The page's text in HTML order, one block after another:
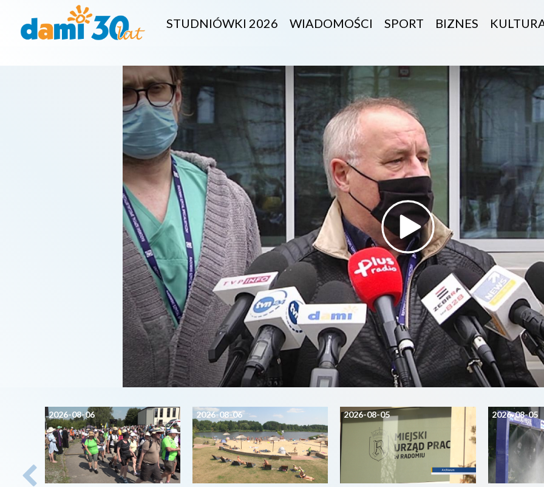
STUDNIÓWKI 2026 WIADOMOŚCI SPORT BIZNES
2026-08-06 2026-08-06 2026-08-05 2026-08-05